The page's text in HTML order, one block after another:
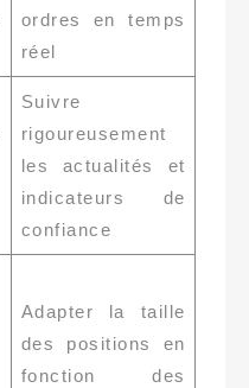
ordres en temps
réel
Suivre
rigoureusement
les actualités et
indicateurs de
confiance
Adapter la taille
des positions en
fonction des